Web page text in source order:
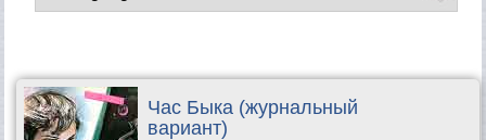
Час Быка (журнальный
вариант)